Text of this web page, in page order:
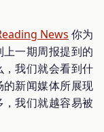
News 你为
一期周报提到的
我们就会看到什
新闻媒体所展现
我们就越容易被